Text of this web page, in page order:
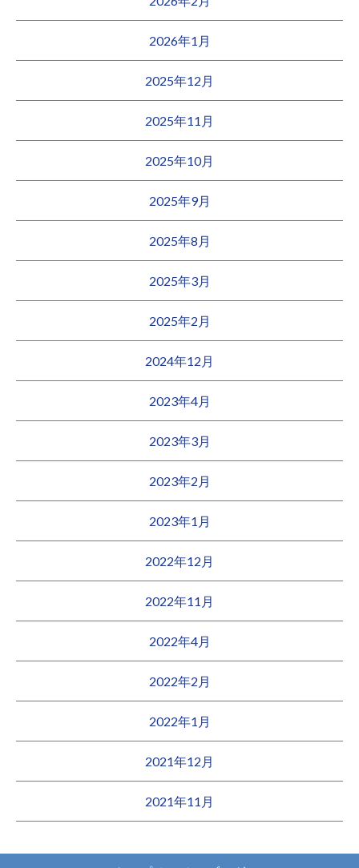
2026年1月
2025年12月
2025年11月
2025年10月
2025年9月
2025年8月
2025年3月
2025年2月
2024年12月
2023年4月
2023年3月
2023年2月
2023年1月
2022年12月
2022年11月
2022年4月
2022年2月
2022年1月
2021年12月
2021年11月